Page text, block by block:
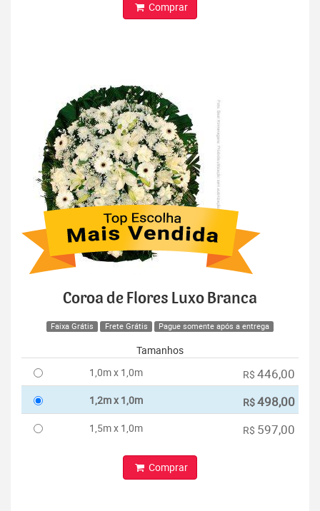
Comprar
Coroa de Flores Luxo Branca
Faixa Grátis Frete Grátis Pague somente após a entrega
Tamanhos
1,0m x 1,0m
R$ 446,00
1,2m x 1,0m R$498,00
1,5m x 1,0m R$ 597,00
Comprar